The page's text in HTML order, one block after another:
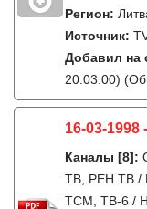
Регион:
Источник:
Добавил на
20:03:00)
16-03-1998
Каналы [8]:
ТВ, РЕН ТВ /
ТСМ, ТВ-6 /